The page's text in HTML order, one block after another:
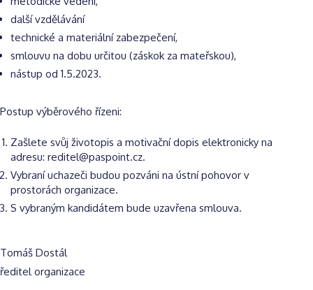
další vzdělávání
technické a materiální zabezpečení,
smlouvu na dobu určitou (záskok za mateřskou),
nástup od 1.5.2023.
Postup výběrového řízeni:
Zašlete svůj životopis a motivační dopis elektronicky na
adresu: reditel@paspoint.cz.
Vybraní uchazeči budou pozváni na ústní pohovor v
prostorách organizace.
S vybraným kandidátem bude uzavřena smlouva.
Tomáš Dostál
ředitel organizace